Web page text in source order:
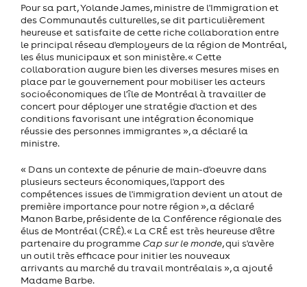
Pour sa part, Yolande James, ministre de l'Immigration et
des Communautés culturelles, se dit particulièrement
heureuse et satisfaite de cette riche collaboration entre
le principal réseau d'employeurs de la région de Montréal,
les élus municipaux et son ministère. « Cette
collaboration augure bien les diverses mesures mises en
place par le gouvernement pour mobiliser les acteurs
socioéconomiques de l'île de Montréal à travailler de
concert pour déployer une stratégie d'action et des
conditions favorisant une intégration économique
réussie des personnes immigrantes », a déclaré la
ministre.
« Dans un contexte de pénurie de main-d'oeuvre dans
plusieurs secteurs économiques, l'apport des
compétences issues de l'immigration devient un atout de
première importance pour notre région », a déclaré
Manon Barbe, présidente de la Conférence régionale des
élus de Montréal (CRÉ). « La CRÉ est très heureuse d'être
partenaire du programme Cap sur le monde, qui s'avère
un outil très efficace pour initier les nouveaux
arrivants au marché du travail montréalais », a ajouté
Madame Barbe.